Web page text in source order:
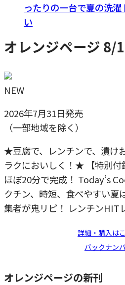
ったりの一台で夏の洗
い
オレンジページ 8/
NEW
2026年7月31日発売
（一部地域を除く）
★豆腐で、レンチンで、漬け
ラクにおいしく！★ 【特別付
ほぼ20分で完成！ Today’s
クチン、時短、食べやすい夏
集者が鬼リピ！ レンチンHIT
詳細・購入は
バックナン
オレンジページの新刊